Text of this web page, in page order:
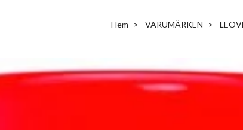
Hem VARUMÄRKEN